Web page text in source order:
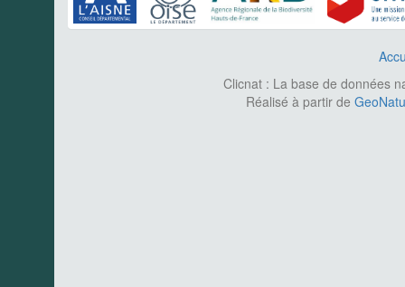
Clicnat : La base de données
Réalisé à partir de